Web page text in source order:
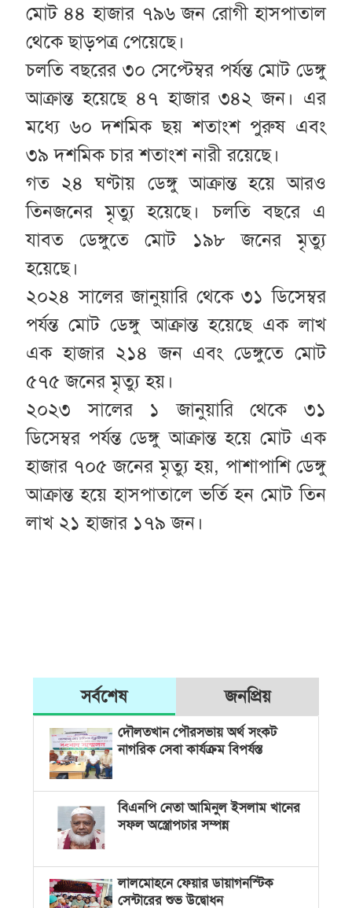
মোট ৪৪ হাজার ৭৯৬ জন রোগী হাসপাতাল
থেকে ছাড়পত্র পেয়েছে।
চলতি বছরের ৩০ সেপ্টেম্বর পর্যন্ত মোট ডেঙ্গু
আক্রান্ত হয়েছে ৪৭ হাজার ৩৪২ জন। এর
মধ্যে ৬০ দশমিক ছয় শতাংশ পুরুষ এবং
৩৯ দশমিক চার শতাংশ নারী রয়েছে।
গত ২৪ ঘণ্টায় ডেঙ্গু আক্রান্ত হয়ে আরও
তিনজনের মৃত্যু হয়েছে। চলতি বছরে এ
যাবত ডেঙ্গুতে মোট ১৯৮ জনের মৃত্যু
হয়েছে।
২০২৪ সালের জানুয়ারি থেকে ৩১ ডিসেম্বর
পর্যন্ত মোট ডেঙ্গু আক্রান্ত হয়েছে এক লাখ
এক হাজার ২১৪ জন এবং ডেঙ্গুতে মোট
৫৭৫ জনের মৃত্যু হয়।
২০২৩ সালের ১ জানুয়ারি থেকে ৩১
ডিসেম্বর পর্যন্ত ডেঙ্গু আক্রান্ত হয়ে মোট এক
হাজার ৭০৫ জনের মৃত্যু হয়, পাশাপাশি ডেঙ্গু
আক্রান্ত হয়ে হাসপাতালে ভর্তি হন মোট তিন
লাখ ২১ হাজার ১৭৯ জন।
সর্বশেষ জনপ্রিয়
দৌলতখান পৌরসভায় অর্থ সংকট
নাগরিক সেবা কার্যক্রম বিপর্যস্ত
বিএনপি নেতা আমিনুল ইসলাম খানের
সফল অস্ত্রোপচার সম্পন্ন
লালমোহনে ফেয়ার ডায়াগনস্টিক
সেন্টারের শুভ উদ্বোধন